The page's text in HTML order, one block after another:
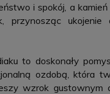
i spokój, a
przynosząc ukojenie
to doskonały
ozdobą, która
wzrok gustownym